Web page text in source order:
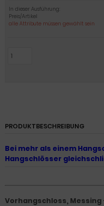
In dieser Ausführung:
Preis/Artikel
alle Attribute müssen gewählt sein
PRODUKTBESCHREIBUNG
Bei mehr als einem
Hangschlösser
Vorhangschloss, Messing -